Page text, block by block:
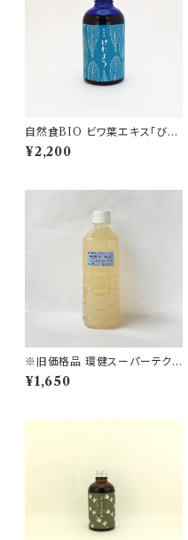
自然食BIO ビワ葉エキス「びわ
よう」
¥2,200
※旧価格品 環健スーパーテクノ
超高濃度ミネラル水 稀鉱水 50
0cc
¥1,650